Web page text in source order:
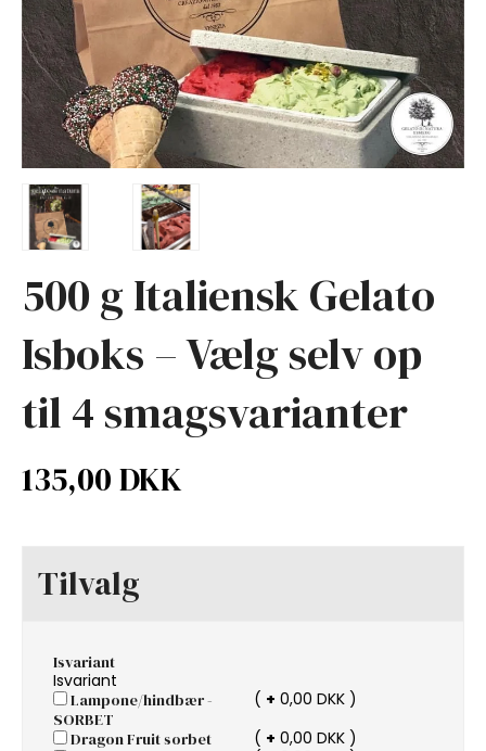
Hold din fest,
Ofte stillede spørgsmål
500 g Italiensk Gelato
Isboks – Vælg selv op
til 4 smagsvarianter
135,00 DKK
Tilvalg
Isvariant
Isvariant
SORBET
( + 0,00 DKK )
Dragon Fruit sorbet
( + 0,00 DKK )